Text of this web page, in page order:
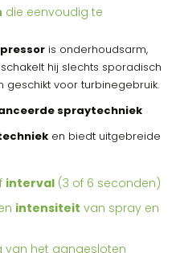
die eenvoudig te
is onderhoudsarm,
hij slechts sporadisch
geschikt voor turbinegebruik.
spraytechniek
en biedt uitgebreide
interval (3 of 6 seconden)
intensiteit van spray en
van het aangesloten